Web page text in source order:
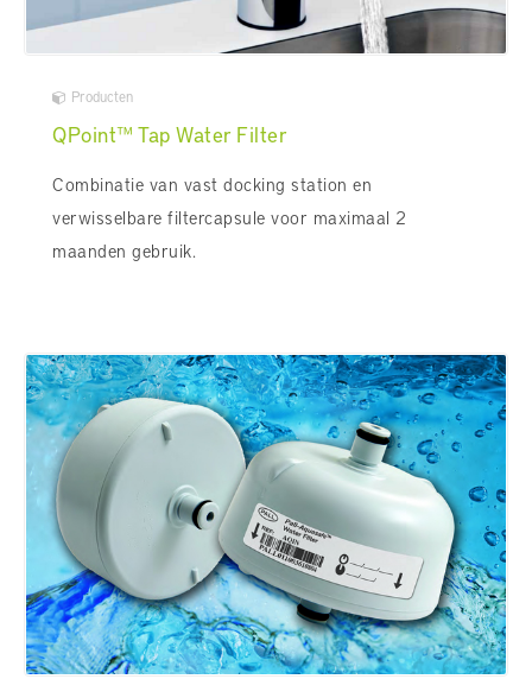
Producten
QPoint™ Tap Water Filter
Combinatie van vast docking station en
verwisselbare filtercapsule voor maximaal 2
maanden gebruik.